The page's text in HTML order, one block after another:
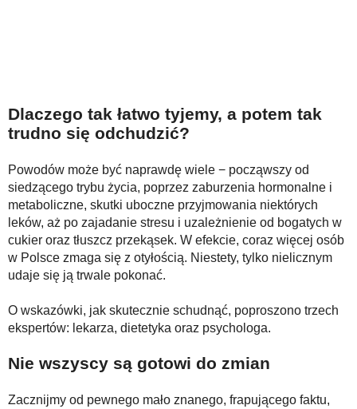
Stop samotności
Z internetem za pan brat
Bezpiecznie i w zgodzie z prawem
Dlaczego tak łatwo tyjemy, a potem tak
trudno się odchudzić?
Powodów może być naprawdę wiele − począwszy od
siedzącego trybu życia, poprzez zaburzenia hormonalne i
metaboliczne, skutki uboczne przyjmowania niektórych
leków, aż po zajadanie stresu i uzależnienie od bogatych w
cukier oraz tłuszcz przekąsek. W efekcie, coraz więcej osób
w Polsce zmaga się z otyłością. Niestety, tylko nielicznym
udaje się ją trwale pokonać.
O wskazówki, jak skutecznie schudnąć, poproszono trzech
ekspertów: lekarza, dietetyka oraz psychologa.
Nie wszyscy są gotowi do zmian
Zacznijmy od pewnego mało znanego, frapującego faktu,